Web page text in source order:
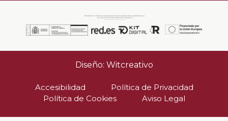
Diseño: Witcreativo
Accesibilidad
Política de Privacidad
Política de Cookies
Aviso Legal